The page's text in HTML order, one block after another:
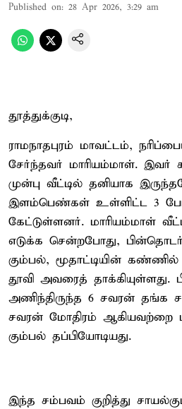
Published on: 28 Apr 2026, 3:29 am
தூத்துக்குடி,
ராமநாதபுரம் மாவட்டம்,
சேர்ந்தவர் மாரியம்மாள். இவர்
முன்பு வீட்டில் தனியாக
இளம்பெண்கள் உள்ளிட்ட 3
கேட்டுள்ளனர். மாரியம்மாள்
எடுக்க சென்றபோது,
கும்பல், மூதாட்டியின்
தூவி அவரைத் தாக்கியுள்ளது.
அணிந்திருந்த 6 சவரன் தங்க
சவரன் மோதிரம் ஆகியவற்றை
கும்பல் தப்பியோடியது.
இந்த சம்பவம் குறித்து